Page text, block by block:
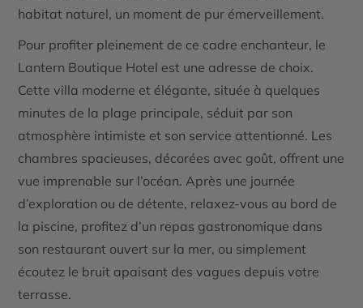
habitat naturel, un moment de pur émerveillement.
Pour profiter pleinement de ce cadre enchanteur, le
Lantern Boutique Hotel est une adresse de choix.
Cette villa moderne et élégante, située à quelques
minutes de la plage principale, séduit par son
atmosphère intimiste et son service attentionné. Les
chambres spacieuses, décorées avec goût, offrent une
vue imprenable sur l’océan. Après une journée
d’exploration ou de détente, relaxez-vous au bord de
la piscine, profitez d’un repas gastronomique dans
son restaurant ouvert sur la mer, ou simplement
écoutez le bruit apaisant des vagues depuis votre
terrasse.